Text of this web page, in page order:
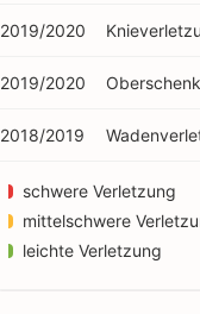
2019/2020
2019/2020
2018/2019
schwere Verletzung
mittelschwere
leichte Verletzung